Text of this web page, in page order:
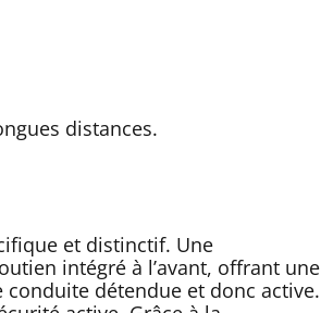
distances.
et distinctif. Une
intégré à l’avant, offrant une
détendue et donc active.